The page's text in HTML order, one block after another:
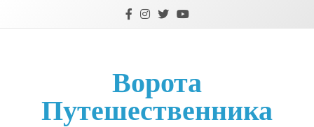
Ворота
Путешественника